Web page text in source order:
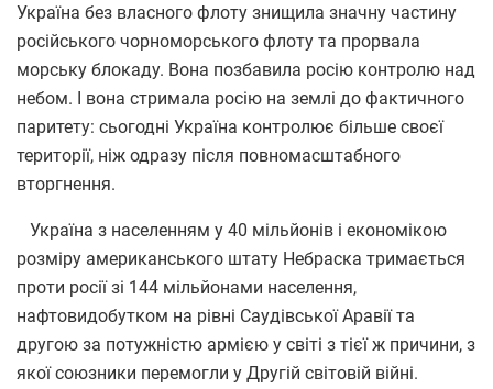
Україна без власного флоту знищила значну частину
російського чорноморського флоту та прорвала
морську блокаду. Вона позбавила росію контролю над
небом. І вона стримала росію на землі до фактичного
паритету: сьогодні Україна контролює більше своєї
території, ніж одразу після повномасштабного
вторгнення.
Україна з населенням у 40 мільйонів і економікою
розміру американського штату Небраска тримається
проти росії зі 144 мільйонами населення,
нафтовидобутком на рівні Саудівської Аравії та
другою за потужністю армією у світі з тієї ж причини, з
якої союзники перемогли у Другій світовій війні.